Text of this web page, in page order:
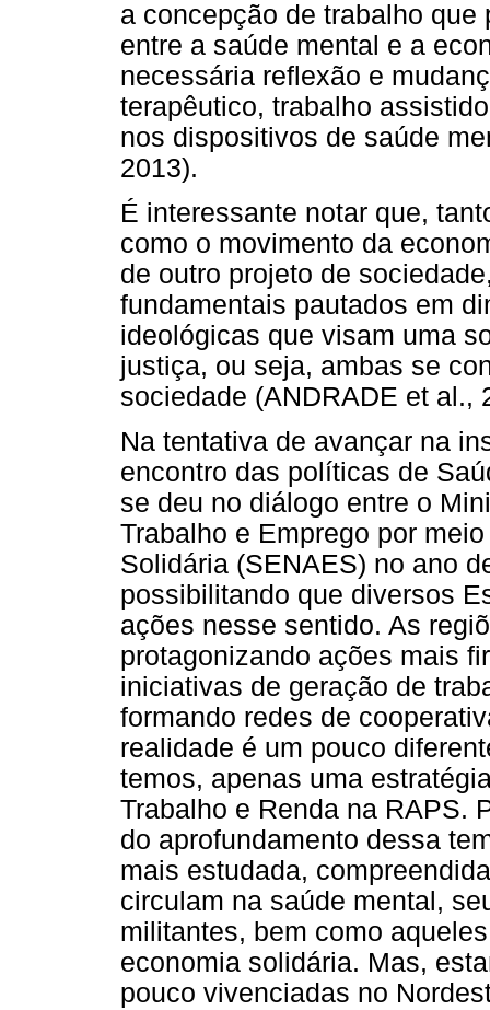
a concepção de trabalho
entre a saúde mental e a
necessária reflexão e
terapêutico, trabalho
nos dispositivos de saúde
2013).
É interessante notar que,
como o movimento da
de outro projeto de
fundamentais pautados em
ideológicas que visam uma
justiça, ou seja, ambas se
sociedade (ANDRADE et al.,
Na tentativa de avançar na
encontro das políticas de
se deu no diálogo entre o
Trabalho e Emprego por
Solidária (SENAES) no ano
possibilitando que diversos
ações nesse sentido. As
protagonizando ações mais
iniciativas de geração de
formando redes de
realidade é um pouco
temos, apenas uma
Trabalho e Renda na RAPS.
do aprofundamento dessa
mais estudada,
circulam na saúde mental,
militantes, bem como
economia solidária. Mas,
pouco vivenciadas no